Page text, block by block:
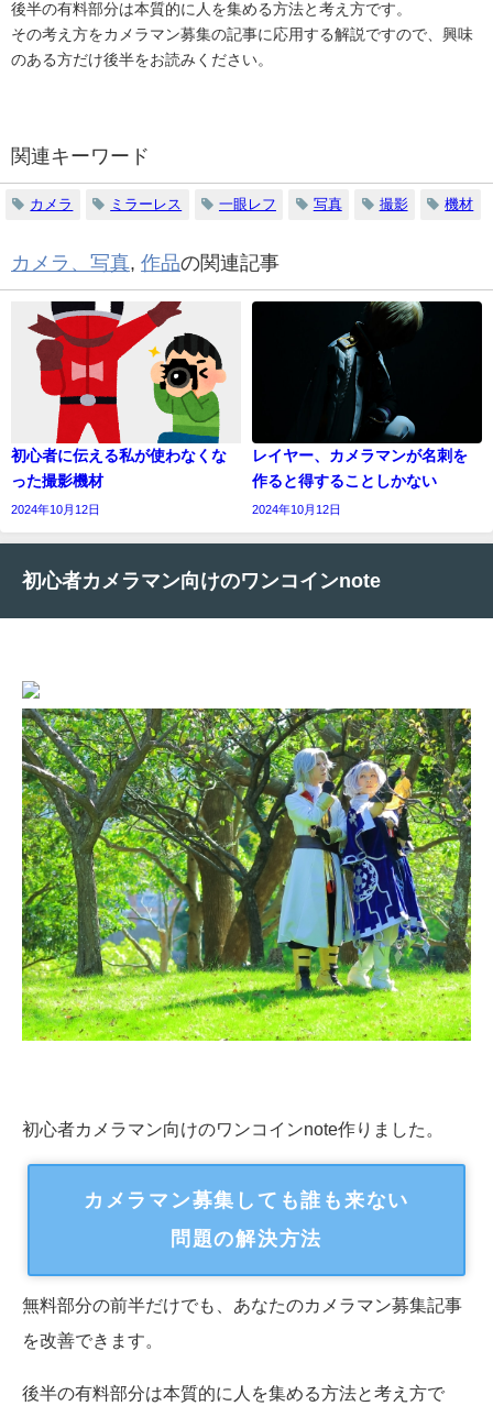
後半の有料部分は本質的に人を集める方法と考え方です。
その考え方をカメラマン募集の記事に応用する解説ですので、興味
のある方だけ後半をお読みください。
関連キーワード
カメラ ミラーレス 一眼レフ 写真 撮影 機材
カメラ、写真, 作品の関連記事
初心者に伝える私が使わなくな
った撮影機材
2024年10月12日
レイヤー、カメラマンが名刺を
作ると得することしかない
2024年10月12日
初心者カメラマン向けのワンコインnote
初心者カメラマン向けのワンコインnote作りました。
カメラマン募集しても誰も来ない
問題の解決方法
無料部分の前半だけでも、あなたのカメラマン募集記事
を改善できます。
後半の有料部分は本質的に人を集める方法と考え方で